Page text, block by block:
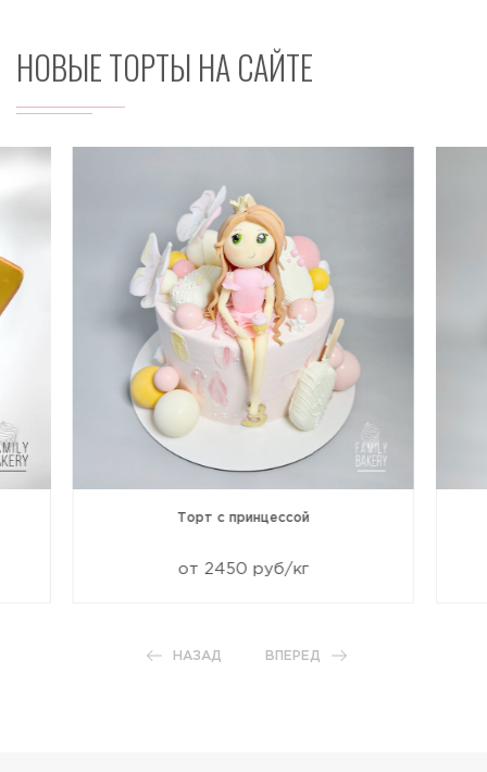
НОВЫЕ ТОРТЫ НА САЙТЕ
Торт с принцессой
от 2450 руб/кг
НАЗАД ВПЕРЕД